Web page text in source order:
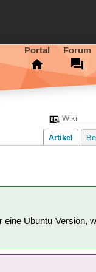
Portal Forum
Artikel
Ubuntu-Version,